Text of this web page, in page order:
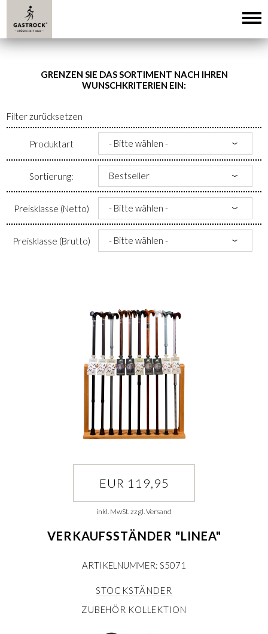
GRENZEN SIE DAS SORTIMENT NACH IHREN
WUNSCHKRITERIEN EIN:
Filter zurücksetzen
Produktart
Sortierung:
Preisklasse (Netto)
Preisklasse (Brutto)
EUR 119,95
inkl. MwSt. zzgl. Versand
VERKAUFSSTÄNDER "LINEA"
ARTIKELNUMMER: S5071
STOCKSTÄNDER
ZUBEHÖR KOLLEKTION